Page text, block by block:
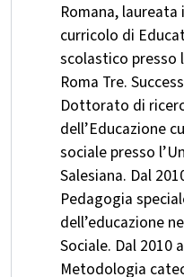
Romana, laureata
curricolo di
scolastico presso
Roma Tre.
Dottorato di
dell’Educazione
sociale presso
Salesiana. Dal
Pedagogia
dell’educazione
Sociale. Dal 2010
Metodologia